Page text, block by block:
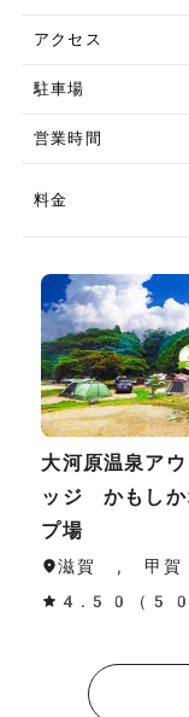
アクセス
駐車場
営業時間
料金
大河原温泉ア
ッジ かもしか
プ場
滋賀 , 甲賀
4.50（502